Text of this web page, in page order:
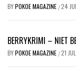
BYPOKOE MAGAZINE /24
BERRYKRIMI – NIET
BYPOKOE MAGAZINE /21